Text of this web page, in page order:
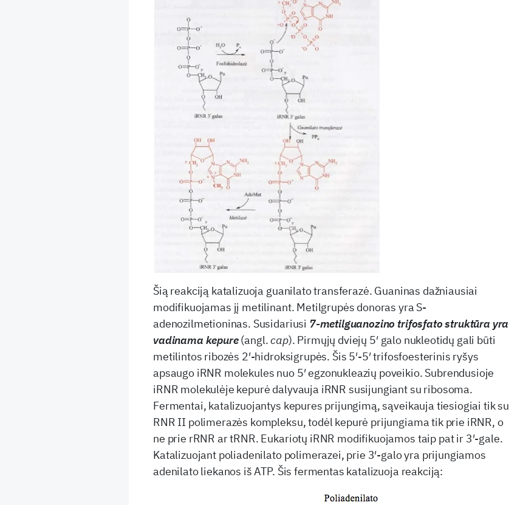
Šią reakciją katalizuoja guanilato transferazė. Guaninas dažniausiai
modifikuojamas jį metilinant. Metilgrupės donoras yra S-
adenozilmetioninas. Susidariusi 7-metilguanozino trifosfato struktūra yra
vadinama kepure(angl. cap). Pirmųjų dviejų 5′ galo nukleotidų gali būti
metilintos ribozės 2′-hidroksigrupės. Šis 5′-5′ trifosfoesterinis ryšys
apsaugo iRNR molekules nuo 5′ egzonukleazių poveikio. Subrendusioje
iRNR molekulėje kepurė dalyvauja iRNR susijungiant su ribosoma.
Fermentai, katalizuojantys kepures prijungimą, sąveikauja tiesiogiai tik su
RNR II polimerazės kompleksu, todėl kepurė prijungiama tik prie iRNR, o
ne prie rRNR ar tRNR. Eukariotų iRNR modifikuojamos taip pat ir 3′-gale.
Katalizuojant poliadenilato polimerazei, prie 3′-galo yra prijungiamos
adenilato liekanos iš ATP. Šis fermentas katalizuoja reakciją: